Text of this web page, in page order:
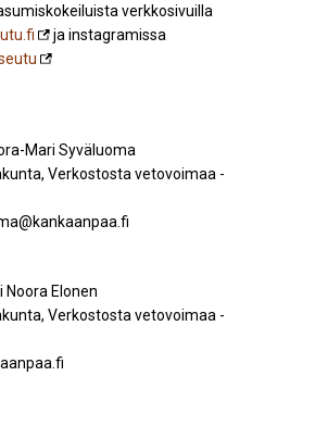
verkkosivuilla
ja instagramissa
Mari Syväluoma
Verkostosta vetovoimaa -
Elonen
Verkostosta vetovoimaa -